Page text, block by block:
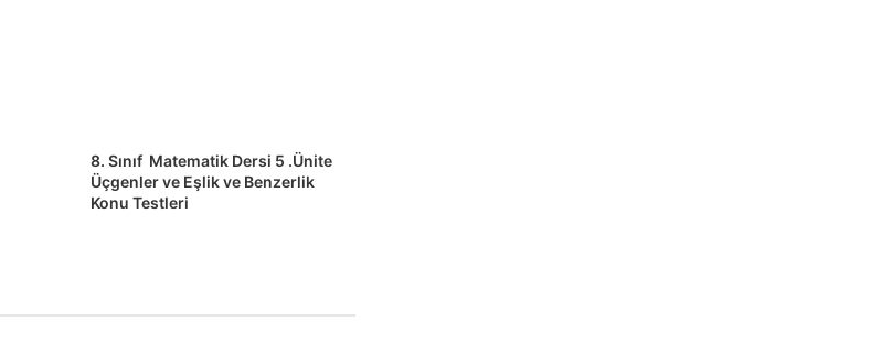
8. Sınıf Matematik Dersi 5 .Ünite
Üçgenler ve Eşlik ve Benzerlik
Konu Testleri